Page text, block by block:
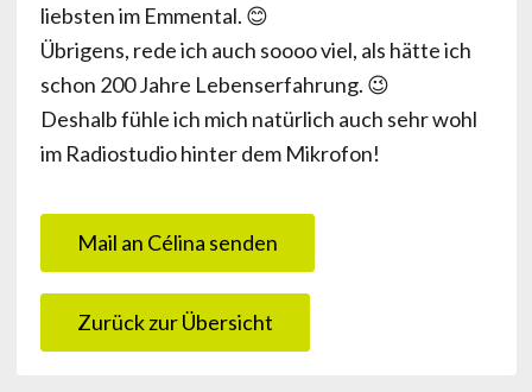
liebsten im Emmental. 😊
Übrigens, rede ich auch soooo viel, als hätte ich
schon 200 Jahre Lebenserfahrung. 😉
Deshalb fühle ich mich natürlich auch sehr wohl
im Radiostudio hinter dem Mikrofon!
Mail an Célina senden
Zurück zur Übersicht